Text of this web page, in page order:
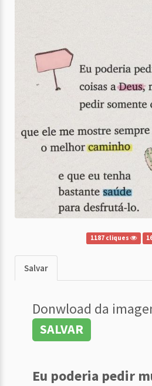
1187 cliques
Salvar
Donwload da
SALVAR
Eu poderia pedir